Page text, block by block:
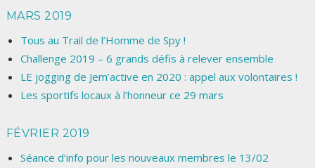
MARS 2019
Tous au Trail de l’Homme de Spy !
Challenge 2019 – 6 grands défis à relever ensemble
LE jogging de Jem’active en 2020 : appel aux volontaires !
Les sportifs locaux à l’honneur ce 29 mars
FÉVRIER 2019
Séance d’info pour les nouveaux membres le 13/02